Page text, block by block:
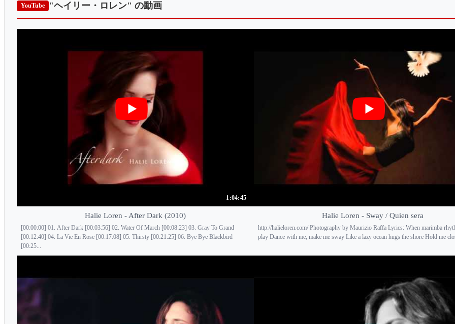
YouTube "ヘイリー・ロレン" の動画
1:04:45
Halie Loren - After Dark (2010)
[00:00:00] 01. After Dark [00:03:56] 02. Water Of March [00:08:23] 03. Gray To Grand
[00:12:40] 04. La Vie En Rose [00:17:08] 05. Thirsty [00:21:25] 06. Bye Bye Blackbird
[00:25...
Halie Loren - Sway / Quien sera
http://halieloren.com/ Photography by Maurizio Raffa Lyrics: When marimba
play Dance with me, make me sway Like a lazy ocean hugs the shore Hold me